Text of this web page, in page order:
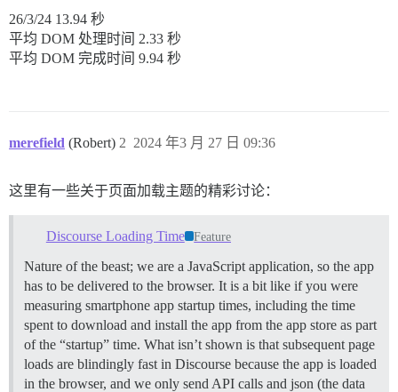
26/3/24 13.94 秒
平均 DOM 处理时间 2.33 秒
平均 DOM 完成时间 9.94 秒
merefield (Robert) 2024 年3 月 27 日 09:36
2
这里有一些关于页面加载主题的精彩讨论：
Discourse Loading Time Feature
Nature of the beast; we are a JavaScript application, so the app
has to be delivered to the browser. It is a bit like if you were
measuring smartphone app startup times, including the time
spent to download and install the app from the app store as part
of the “startup” time. What isn’t shown is that subsequent page
loads are blindingly fast in Discourse because the app is loaded
in the browser, and we only send API calls and json (the data